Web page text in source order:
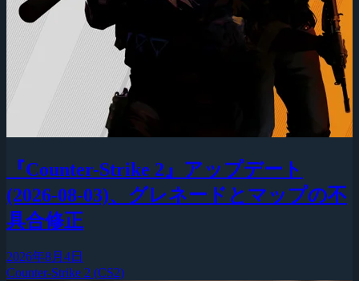
『Counter-Strike 2』アップデート
(2026-08-03)、グレネードとマップの不
具合修正
2026年8月4日
Counter-Strike 2 (CS2)